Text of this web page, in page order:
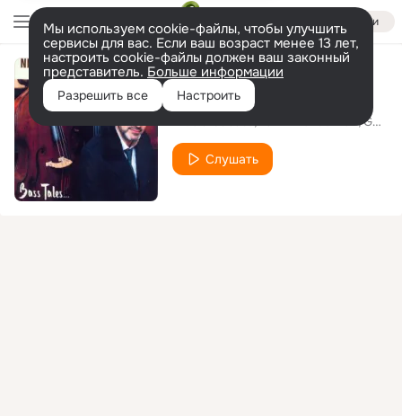
Войти
Мы используем cookie-файлы, чтобы улучшить
сервисы для вас. Если ваш возраст менее 13 лет,
настроить cookie-файлы должен ваш законный
представитель. Больше информации
Разрешить все Настроить
First Trip
Tamir Hendelman Germain Cornet
Слушать